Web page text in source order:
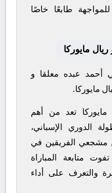
طابعًا خاصًا
مايوركا
أحمد عبده معلقا و
مايوركا.
مايوركا تعد من أهم
الدوري الإسباني،
مشجعي الفريقين في
تفوت متابعة المباراة
والتعرف على أداء